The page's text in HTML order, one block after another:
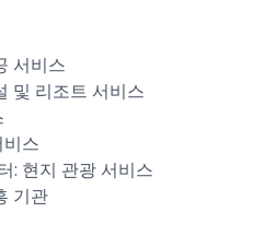
서비스
및 리조트 서비스
스
: 현지 관광 서비스
기관